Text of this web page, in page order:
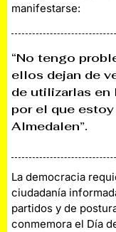
manifestarse:
“No tengo
ellos dejan de
de utilizarlas en
por el que
Almedalen”.
La democracia
ciudadanía
partidos y de
conmemora el Día